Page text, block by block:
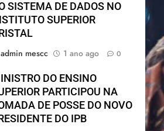
SISTEMA DE DADOS NO
SUPERIOR
admin mescc
1 ano ago 0
DO ENSINO
PARTICIPOU NA
DE POSSE DO NOVO
DO IPB